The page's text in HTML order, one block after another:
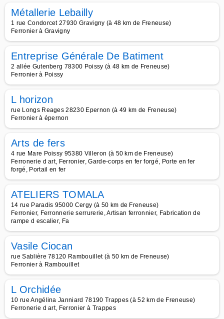
Métallerie Lebailly
1 rue Condorcet 27930 Gravigny (à 48 km de Freneuse)
Ferronier à Gravigny
Entreprise Générale De Batiment
2 allée Gutenberg 78300 Poissy (à 48 km de Freneuse)
Ferronier à Poissy
L horizon
rue Longs Reages 28230 Epernon (à 49 km de Freneuse)
Ferronier à épernon
Arts de fers
4 rue Mare Poissy 95380 Villeron (à 50 km de Freneuse)
Ferronerie d art, Ferronier, Garde-corps en fer forgé, Porte en fer
forgé, Portail en fer
ATELIERS TOMALA
14 rue Paradis 95000 Cergy (à 50 km de Freneuse)
Ferronier, Ferronnerie serrurerie, Artisan ferronnier, Fabrication de
rampe d escalier, Fa
Vasile Ciocan
rue Sablière 78120 Rambouillet (à 50 km de Freneuse)
Ferronier à Rambouillet
L Orchidée
10 rue Angélina Janniard 78190 Trappes (à 52 km de Freneuse)
Ferronerie d art, Ferronier à Trappes